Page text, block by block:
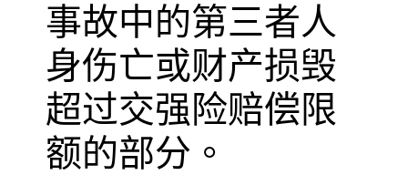
事故中的第三者人
身伤亡或财产损毁
超过交强险赔偿限
额的部分。